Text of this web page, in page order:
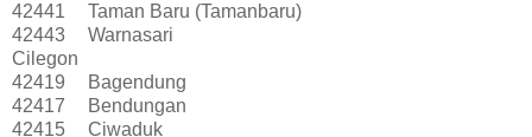
42441
Taman Baru (Tamanbaru)
42443
Warnasari
Cilegon
42419
Bagendung
42417
Bendungan
42415
Ciwaduk